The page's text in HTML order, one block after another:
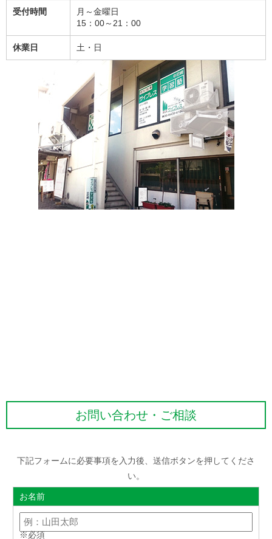
受付時間
月～金曜日
15：00～21：00
休業日 土・日
お問い合わせ・ご相談
下記フォームに必要事項を入力後、送信ボタンを押してくださ
い。
お名前
※必須